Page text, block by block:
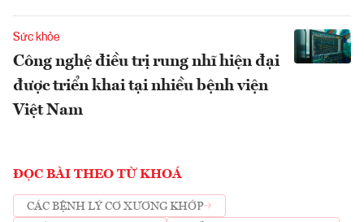
Sức khỏe
Công nghệ điều trị rung nhĩ hiện đại
được triển khai tại nhiều bệnh viện
Việt Nam
ĐỌC BÀI THEO TỪ KHOÁ
CÁC BỆNH LÝ CƠ XƯƠNG KHỚP